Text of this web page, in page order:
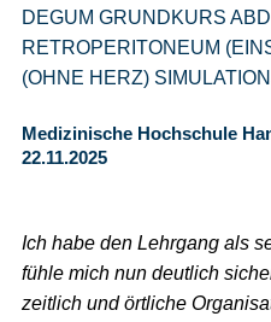
DEGUM GRUNDKURS
RETROPERITONEUM
(OHNE HERZ)
Medizinische Hochschule Hannover MHH-20.11.2025 -
22.11.2025
Ich habe den Lehrgang als
fühle mich nun deutlich
zeitlich und örtliche